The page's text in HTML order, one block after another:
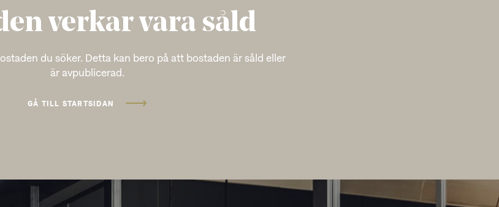
verkar vara såld
du söker. Detta kan bero på att bostaden är såld eller
är avpublicerad.
GÅ TILL STARTSIDAN